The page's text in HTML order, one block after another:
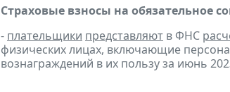
Страховые взносы на обязательное
- плательщики представляют в ФНС
физических лицах, включающие
вознаграждений в их пользу за июнь